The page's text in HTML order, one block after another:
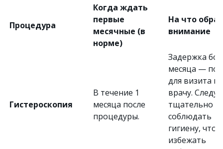
Процедура
Когда ждать
первые
месячные (в
норме)
На что
внимание
Гистероскопия
В течение 1
месяца после
процедуры.
Задержка
месяца —
для визита к
врачу.
тщательно
соблюдать
гигиену,
избежать